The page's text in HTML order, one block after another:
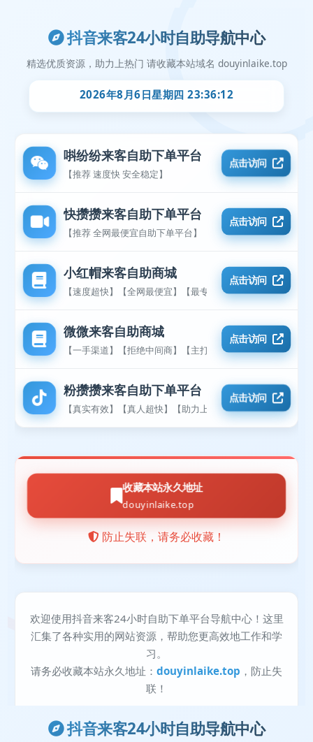
抖音来客24小时自助导航中心